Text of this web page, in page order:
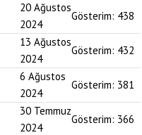
20 Ağustos
2024
Gösterim: 438
13 Ağustos
2024
Gösterim: 432
6 Ağustos
2024
Gösterim: 381
30 Temmuz
2024
Gösterim: 366